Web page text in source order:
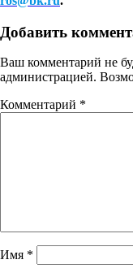
Добавить
Ваш комментарий не
администрацией.
Комментарий *
Имя *